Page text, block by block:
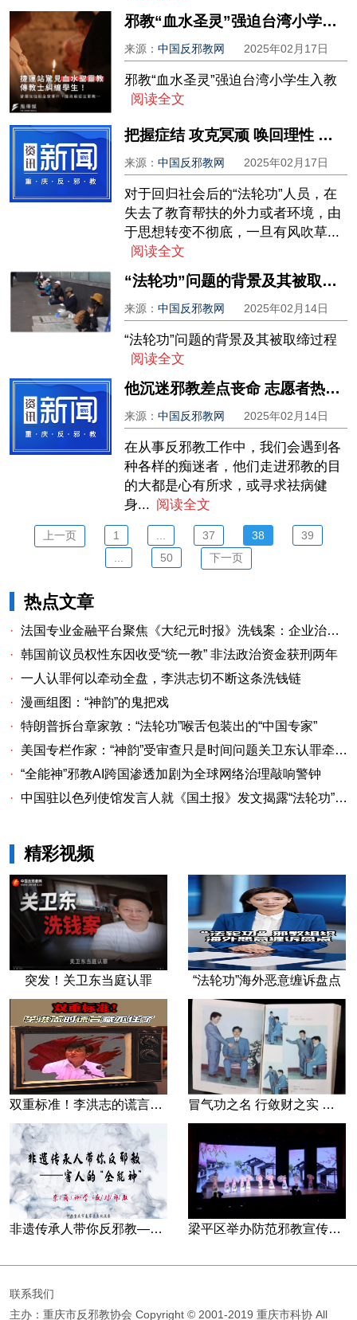
邪教“血水圣灵”强迫台湾小学生入教
来源：中国反邪教网 2025年02月17日
邪教“血水圣灵”强迫台湾小学生入教
阅读全文
把握症结 攻克冥顽 唤回理性 重见光明 ——帮教“法轮功”痴迷者邵某摆脱精神控制的主要做法
来源：中国反邪教网 2025年02月17日
对于回归社会后的“法轮功”人员，在
失去了教育帮扶的外力或者环境，由
于思想转变不彻底，一旦有风吹草...
阅读全文
“法轮功”问题的背景及其被取缔过程
来源：中国反邪教网 2025年02月14日
“法轮功”问题的背景及其被取缔过程
阅读全文
他沉迷邪教差点丧命 志愿者热心挽救
来源：中国反邪教网 2025年02月14日
在从事反邪教工作中，我们会遇到各
种各样的痴迷者，他们走进邪教的目
的大都是心有所求，或寻求祛病健
身... 阅读全文
上一页 1 37 38
39
50 下一页
热点文章
· 法国专业金融平台聚焦《大纪元时报》洗钱案：企业治理漏洞与监管警示
· 韩国前议员权性东因收受“统一教” 非法政治资金获刑两年
· 一人认罪何以牵动全盘，李洪志切不断这条洗钱链
· 漫画组图：“神韵”的鬼把戏
· 特朗普拆台章家敦：“法轮功”喉舌包装出的“中国专家”
·
美国专栏作家：“神韵”受审查只是时间问题关卫东认罪牵出与《大纪元时报》资金链条
· “全能神”邪教AI跨国渗透加剧为全球网络治理敲响警钟
· 中国驻以色列使馆发言人就《国土报》发文揭露“法轮功”邪教本质答记者问
精彩视频
突发！关卫东当庭认罪 “法轮功”海外恶意缠诉盘点
双重标准！李洪志的谎言藏不住了 冒气功之名 行敛财之实 张宏堡义女“小倩”团伙覆灭记
非遗传承人带你反邪教—害人的“全能神” 梁平区举办防范邪教宣传专场文艺演出
联系我们
主办：重庆市反邪教协会 Copyright © 2001-2019 重庆市科协 All